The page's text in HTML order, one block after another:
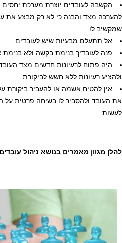
הקשבה לעובדים יוצרת מערכת יחסים
להערכה מצד והבנה כי לא רק מבצע את
שמקשיב לו.
אל תתעלם מבעיות שיש לעובדים.
פנה לעובדיך בנימת בקשה ולא בנימת
היה פתוח לרעיונות חדשים מצד
ולהציע רעיונות ללא חשש לביקורת.
אין להטיח אשמה או להעביר ביקורת
את העובד ולהסביר לו בשיחה פרטית על
לעשות.
להלן מגוון מאמרים בנושא ניהול